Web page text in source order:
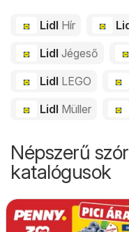
Lidl Hír
Lidl Jégeső
Lidl LEGO
Lidl Müller
Népszerű
katalógusok